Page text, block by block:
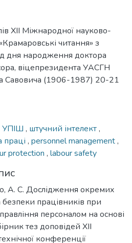
ХІІ Міжнародної науково-
читання» з
дня народження доктора
віцепрезидента УАСГН
Савовича (1906-1987) 20-21
УПІШ , штучний інтелект,
праці , personnel management,
protection , labour safety
А. С. Дослідження окремих
безпеки працівників при
персоналом на основі
тез доповідей ХІІ
конференції